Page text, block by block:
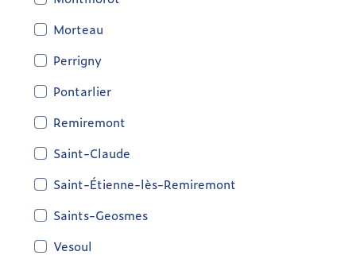
Morteau
Perrigny
Pontarlier
Remiremont
Saint-Claude
Saint-Étienne-lès-Remiremont
Saints-Geosmes
Vesoul